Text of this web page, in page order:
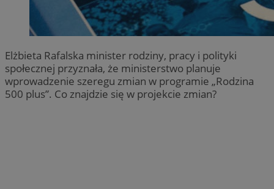
Elżbieta Rafalska minister rodziny, pracy i polityki
społecznej przyznała, że ministerstwo planuje
wprowadzenie szeregu zmian w programie „Rodzina
500 plus”. Co znajdzie się w projekcie zmian?